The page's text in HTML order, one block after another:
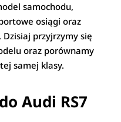
samochodu,
osiągi oraz
przyjrzymy się
oraz porównamy
samej klasy.
Audi RS7